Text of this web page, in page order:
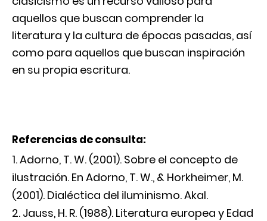
aquellos que buscan comprender la
literatura y la cultura de épocas pasadas, así
como para aquellos que buscan inspiración
en su propia escritura.
Referencias de consulta:
Adorno, T. W. (2001). Sobre el concepto de
ilustración. En Adorno, T. W., & Horkheimer, M.
(2001). Dialéctica del iluminismo. Akal.
Jauss, H. R. (1988). Literatura europea y Edad